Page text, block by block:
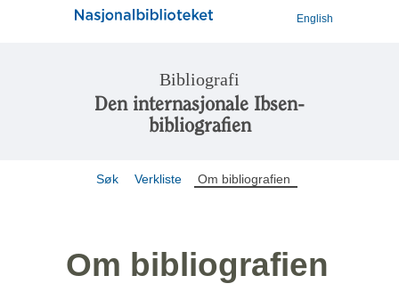
English
Bibliografi
Den internasjonale Ibsen-
bibliografien
Søk Verkliste Om bibliografien
Om bibliografien